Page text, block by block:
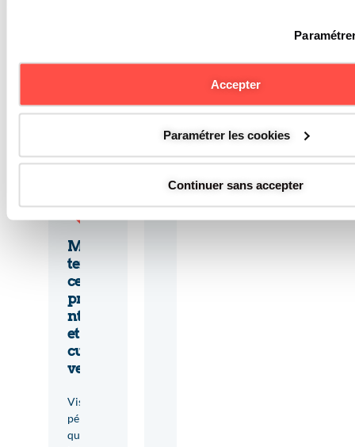
Accepter
Paramétrer les cookies
Continuer sans accepter
v
e
Main
tenan
ce
préve
ntive
et
curati
ve
Visites
périodi
ques,